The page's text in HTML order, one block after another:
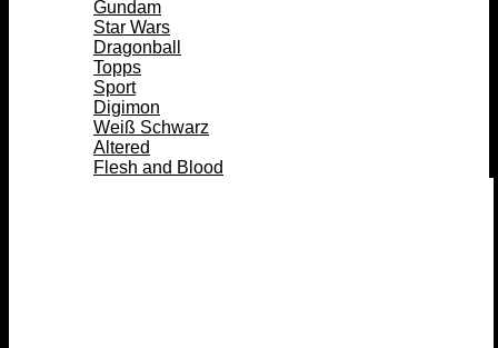
Gundam
Star Wars
Dragonball
Topps
Sport
Digimon
Weiß Schwarz
Altered
Flesh and Blood